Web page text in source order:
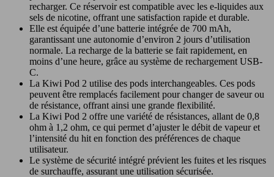
recharger. Ce réservoir est compatible avec les e-liquides aux
sels de nicotine, offrant une satisfaction rapide et durable.
Elle est équipée d’une batterie intégrée de 700 mAh,
garantissant une autonomie d’environ 2 jours d’utilisation
normale. La recharge de la batterie se fait rapidement, en
moins d’une heure, grâce au système de rechargement USB-
C.
La Kiwi Pod 2 utilise des pods interchangeables. Ces pods
peuvent être remplacés facilement pour changer de saveur ou
de résistance, offrant ainsi une grande flexibilité.
La Kiwi Pod 2 offre une variété de résistances, allant de 0,8
ohm à 1,2 ohm, ce qui permet d’ajuster le débit de vapeur et
l’intensité du hit en fonction des préférences de chaque
utilisateur.
Le système de sécurité intégré prévient les fuites et les risques
de surchauffe, assurant une utilisation sécurisée.